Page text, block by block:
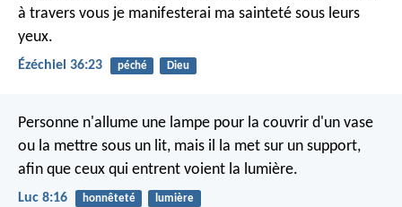
à travers vous je manifesterai ma sainteté sous leurs
yeux.
Ézéchiel 36:23 péché Dieu
Personne n'allume une lampe pour la couvrir d'un vase
ou la mettre sous un lit, mais il la met sur un support,
afin que ceux qui entrent voient la lumière.
Luc 8:16 honnêteté lumière